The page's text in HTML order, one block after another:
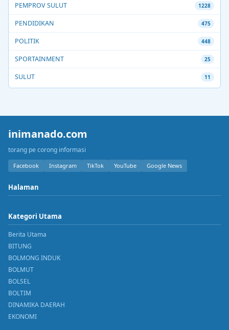
PEMPROV SULUT 1228
PENDIDIKAN 475
POLITIK 448
SPORTAINMENT 25
SULUT 11
inimanado.com
torang pe corong informasi
Facebook Instagram TikTok YouTube Google News
Halaman
Kategori Utama
Berita Utama
BITUNG
BOLMONG INDUK
BOLMUT
BOLSEL
BOLTIM
DINAMIKA DAERAH
EKONOMI